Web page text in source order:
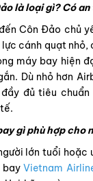
gì phù hợp cho
lớn tuổi hoặc
bayVietnam
Hai hãng này
thường có dịch
giá rẻ.
có thường
đổi do điều
ảnh hưởng